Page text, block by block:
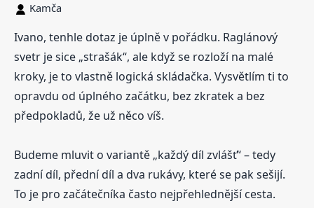
Kamča
Ivano, tenhle dotaz je úplně v pořádku. Raglánový
svetr je sice „strašák“, ale když se rozloží na malé
kroky, je to vlastně logická skládačka. Vysvětlím ti to
opravdu od úplného začátku, bez zkratek a bez
předpokladů, že už něco víš.
Budeme mluvit o variantě „každý díl zvlášť“ – tedy
zadní díl, přední díl a dva rukávy, které se pak sešijí.
To je pro začátečníka často nejpřehlednější cesta.